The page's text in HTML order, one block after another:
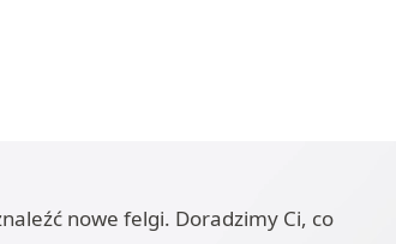
nowe felgi. Doradzimy Ci, co